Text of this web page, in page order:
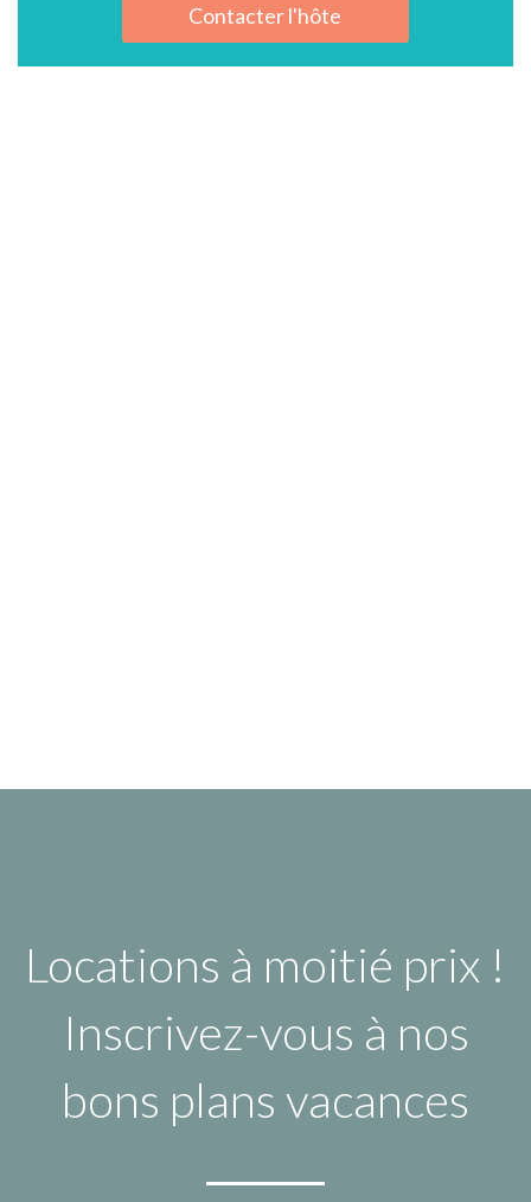
Contacter l'hôte
Locations à moitié prix !
Inscrivez-vous à nos
bons plans vacances